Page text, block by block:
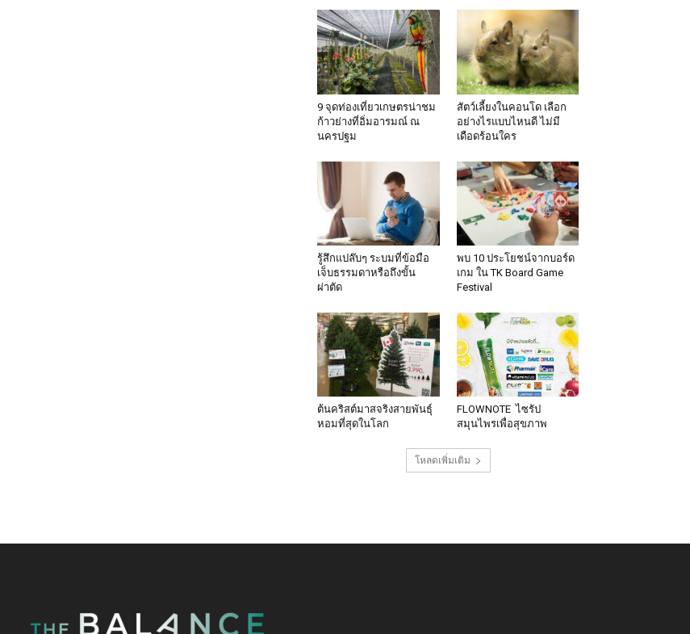
9 จุดท่องเที่ยวเกษตรน่าชม
ก้าวย่างที่อิ่มอารมณ์ ณ
นครปฐม
สัตว์เลี้ยงในคอนโด เลือก
อย่างไรแบบไหนดี ไม่มี
เดือดร้อนใคร
รู้สึกแปล๊บๆ ระบมที่ข้อมือ
เจ็บธรรมดาหรือถึงขั้น
ผ่าตัด
พบ 10 ประโยชน์จากบอร์ด
เกม ใน TK Board Game
Festival
ต้นคริสต์มาสจริงสายพันธุ์
หอมที่สุดในโลก
FLOWNOTE ไซรัป
สมุนไพรเพื่อสุขภาพ
โหลดเพิ่มเติม